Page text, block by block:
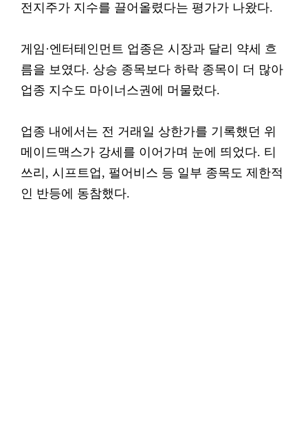
전지주가 지수를 끌어올렸다는 평가가 나왔다.
게임·엔터테인먼트 업종은 시장과 달리 약세 흐
름을 보였다. 상승 종목보다 하락 종목이 더 많아
업종 지수도 마이너스권에 머물렀다.
업종 내에서는 전 거래일 상한가를 기록했던 위
메이드맥스가 강세를 이어가며 눈에 띄었다. 티
쓰리, 시프트업, 펄어비스 등 일부 종목도 제한적
인 반등에 동참했다.